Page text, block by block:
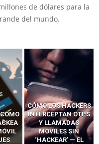
de dólares para la
del mundo.
CÓMO LOS HACKERS
INTERCEPTAN OTPS
Y LLAMADAS
MÓVILES SIN
‘HACKEAR’ — EL